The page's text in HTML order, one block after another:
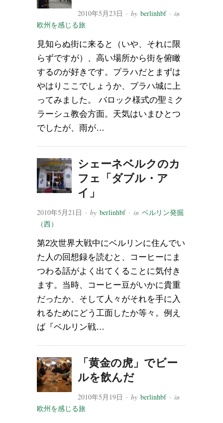
2010年5月23日 · byberlinhbf· in
欧州を感じる旅
見知らぬ街に来ると（いや、それに限
らずですが）、高い場所から街を俯瞰
するのが好きです。プラハだとまずは
やはりここでしょうか、プラハ城に上
ってみました。 バロック様式の聖ミク
ラーシュ教会方面。天気はいまひとつ
でしたが、雨が…
シェーネベルクのカ
フェ「ダブル・ア
イ」
2010年5月21日 · by berlinhbf· in ベルリン発掘
（西）
第2次世界大戦中にベルリンに住んでい
た人の回想録を読むと、コーヒーにま
つわる話がよく出てくることに気付き
ます。当時、コーヒー豆がいかに貴重
だったか、そして人々がそれを手に入
れるためにどう工面したか等々。例え
ば『ベルリン戦…
「黄金の虎」でビー
ルを飲んだ
2010年5月19日 · byberlinhbf· in
欧州を感じる旅